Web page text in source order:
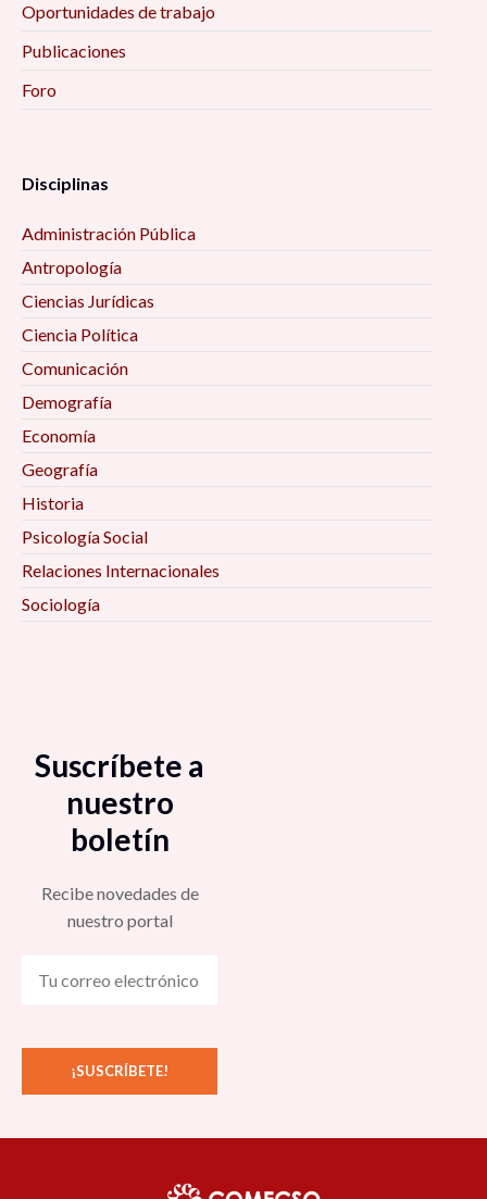
Oportunidades de trabajo
Publicaciones
Foro
Disciplinas
Administración Pública
Antropología
Ciencias Jurídicas
Ciencia Política
Comunicación
Demografía
Economía
Geografía
Historia
Psicología Social
Relaciones Internacionales
Sociología
Suscríbete a
nuestro
boletín
Recibe novedades de
nuestro portal